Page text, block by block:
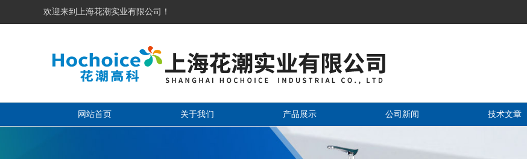
欢迎来到上海花潮实业有限公司！
网站首页 关于我们 产品展示 公司新闻 技术文章